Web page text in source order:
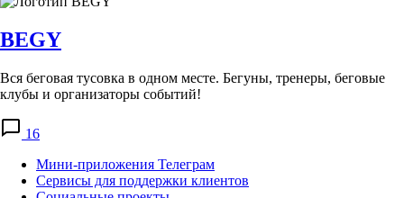
BEGY
Вся беговая тусовка в одном месте. Бегуны, тренеры, беговые
клубы и организаторы событий!
16
Мини-приложения Телеграм
Сервисы для поддержки клиентов